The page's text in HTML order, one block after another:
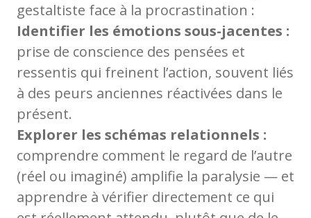
gestaltiste face à la procrastination :
Identifier les émotions sous-jacentes :
prise de conscience des pensées et
ressentis qui freinent l’action, souvent liés
à des peurs anciennes réactivées dans le
présent.
Explorer les schémas relationnels :
comprendre comment le regard de l’autre
(réel ou imaginé) amplifie la paralysie — et
apprendre à vérifier directement ce qui